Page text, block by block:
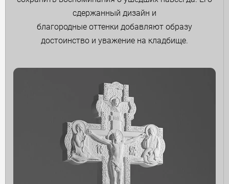
сдержанный дизайн и
благородные оттенки добавляют образу
достоинство и уважение на кладбище.